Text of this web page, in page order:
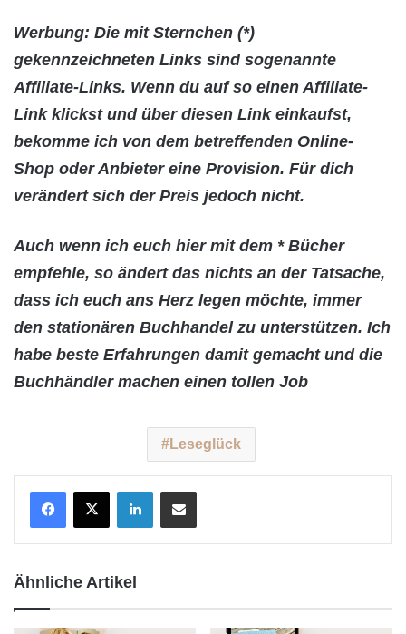
Werbung: Die mit Sternchen (*)
gekennzeichneten Links sind sogenannte
Affiliate-Links. Wenn du auf so einen Affiliate-
Link klickst und über diesen Link einkaufst,
bekomme ich von dem betreffenden Online-
Shop oder Anbieter eine Provision. Für dich
verändert sich der Preis jedoch nicht.
Auch wenn ich euch hier mit dem * Bücher
empfehle, so ändert das nichts an der Tatsache,
dass ich euch ans Herz legen möchte, immer
den stationären Buchhandel zu unterstützen. Ich
habe beste Erfahrungen damit gemacht und die
Buchhändler machen einen tollen Job
Leseglück
Ähnliche Artikel